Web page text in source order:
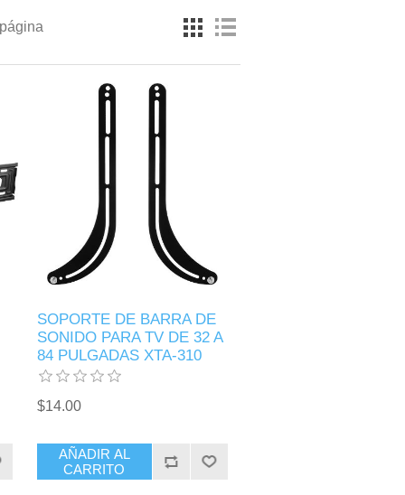
SOPORTE DE BARRA DE
SONIDO PARA TV DE 32 A
84 PULGADAS XTA-310
$14.00
AÑADIR AL
CARRITO